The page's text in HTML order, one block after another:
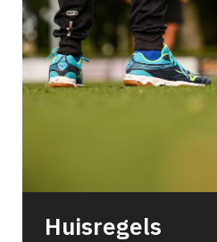
Huisregels